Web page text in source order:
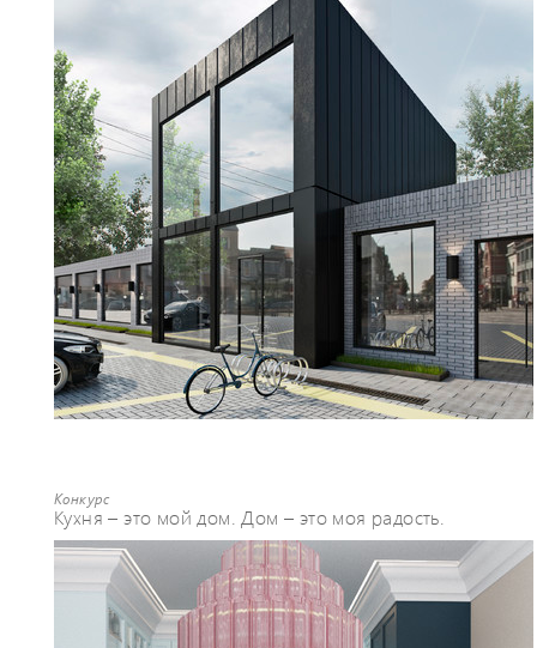
Конкурс
Кухня – это мой дом. Дом – это моя радость.